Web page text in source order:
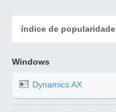
índice de popularidade
Windows
Dynamics AX